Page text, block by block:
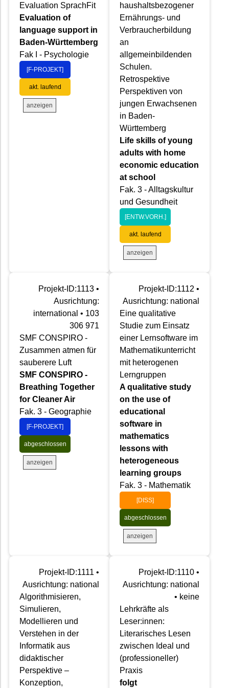
Evaluation SprachFit
Evaluation of
language support in
Baden-Württemberg
Fak I - Psychologie
[F-PROJEKT]
akt. laufend
anzeigen
haushaltsbezogener
Ernährungs- und
Verbraucherbildung
an
allgemeinbildenden
Schulen.
Retrospektive
Perspektiven von
jungen Erwachsenen
in Baden-
Württemberg
Life skills of young
adults with home
economic education
at school
Fak. 3 - Alltagskultur
und Gesundheit
[ENTW.VORH.]
akt. laufend
anzeigen
Projekt-ID:1113 •
Ausrichtung:
international • 103
306 971
SMF CONSPIRO -
Zusammen atmen für
sauberere Luft
SMF CONSPIRO -
Breathing Together
for Cleaner Air
Fak. 3 - Geographie
[F-PROJEKT]
abgeschlossen
anzeigen
Projekt-ID:1112 •
Ausrichtung: national
Eine qualitative
Studie zum Einsatz
einer Lernsoftware im
Mathematikunterricht
mit heterogenen
Lerngruppen
A qualitative study
on the use of
educational
software in
mathematics
lessons with
heterogeneous
learning groups
Fak. 3 - Mathematik
[DISS]
abgeschlossen
anzeigen
Projekt-ID:1111 •
Ausrichtung: national
Algorithmisieren,
Simulieren,
Modellieren und
Verstehen in der
Informatik aus
didaktischer
Perspektive –
Konzeption,
Projekt-ID:1110 •
Ausrichtung: national
• keine
Lehrkräfte als
Leser:innen:
Literarisches Lesen
zwischen Ideal und
(professioneller)
Praxis
folgt